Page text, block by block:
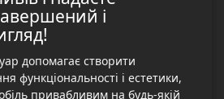
і
допомагає створити
функціональності і естетики,
привабливим на будь-якій